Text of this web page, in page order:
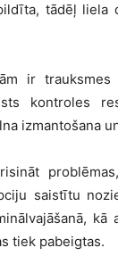
tādēļ liela
ir trauksmes
kontroles
izmantošana
saistītu
kā
tiek pabeigtas.